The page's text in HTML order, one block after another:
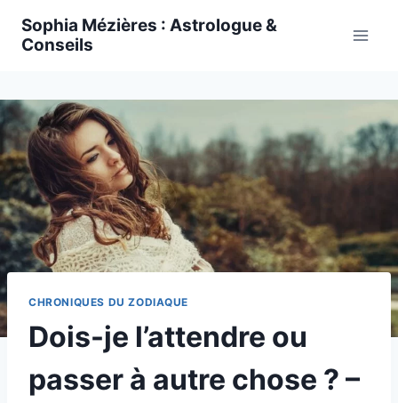
Sophia Mézières : Astrologue &
Conseils
CHRONIQUES DU ZODIAQUE
Dois-je l’attendre ou
passer à autre chose ? –